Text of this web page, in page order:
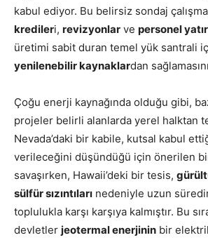
kabul ediyor. Bu belirsiz sondaj
kredileri, revizyonlar ve personel
üretimi sabit duran temel yük santrali
yenilenebilir kaynaklardan
Çoğu enerji kaynağında olduğu gibi,
projeler belirli alanlarda yerel halktan
Nevada’daki bir kabile, kutsal kabul
verileceğini düşündüğü için önerilen
savaşırken, Hawaii’deki bir tesis,
sülfür sızıntıları nedeniyle uzun
toplulukla karşı karşıya kalmıştır. Bu
devletler jeotermal enerjinin bir